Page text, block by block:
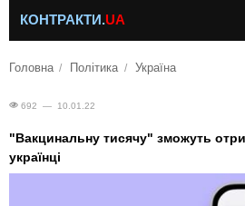
КОНТРАКТИ.UA
Головна Політика Україна
692 — 10.01.22
"Вакцинальну тисячу" зможуть
українці